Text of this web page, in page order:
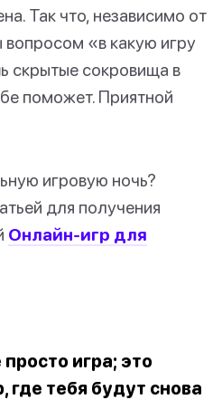
Так что, независимо от
вопросом «в какую игру
скрытые сокровища в
поможет. Приятной
игровую ночь?
для получения
Онлайн-игр для
игра; это
где тебя будут снова